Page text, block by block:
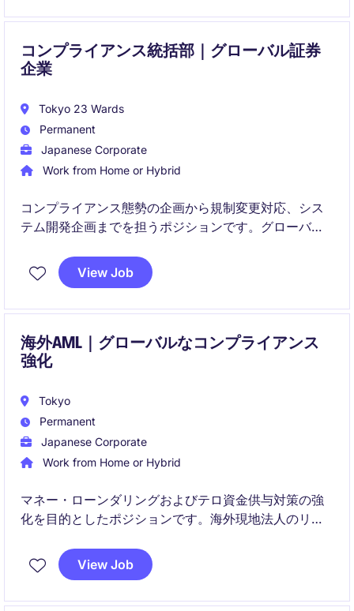
コンプライアンス統括部｜グローバル証券
企業
Tokyo 23 Wards
Permanent
Japanese Corporate
Work from Home or Hybrid
コンプライアンス態勢の企画から規制変更対応、シス
テム開発企画までを担うポジションです。グローバル
度な管理体制の構築にも関与いただきます。
View Job
海外AML｜グローバルなコンプライアンス
強化
Tokyo
Permanent
Japanese Corporate
Work from Home or Hybrid
マネー・ローンダリングおよびテロ資金供与対策の強
化を目的としたポジションです。海外現地法人のリス
を行う即戦力プレーヤーとして活躍いただきます。
View Job